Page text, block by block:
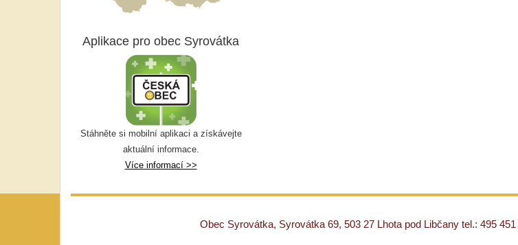
Aplikace pro obec Syrovátka
Stáhněte si mobilní aplikaci a získávejte
aktuální informace.
Více informací >>
Obec Syrovátka, Syrovátka 69, 503 27 Lhota pod Libčany tel.: 495